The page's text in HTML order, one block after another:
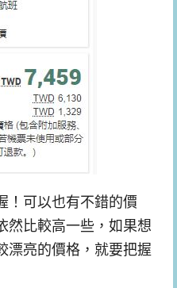
！可以也有不錯的價
然比較高一些，如果想
漂亮的價格，就要把握